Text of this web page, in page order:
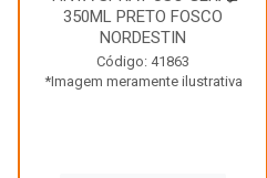
350ML PRETO FOSCO
NORDESTIN
Código: 41863
*Imagem meramente ilustrativa